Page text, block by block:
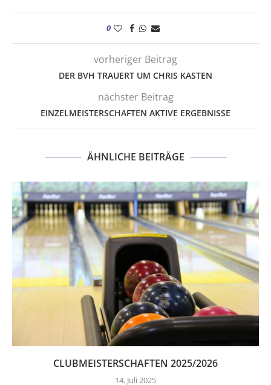
0
vorheriger Beitrag
DER BVH TRAUERT UM CHRIS KASTEN
nächster Beitrag
EINZELMEISTERSCHAFTEN AKTIVE ERGEBNISSE
ÄHNLICHE BEITRÄGE
CLUBMEISTERSCHAFTEN 2025/2026
14. Juli 2025